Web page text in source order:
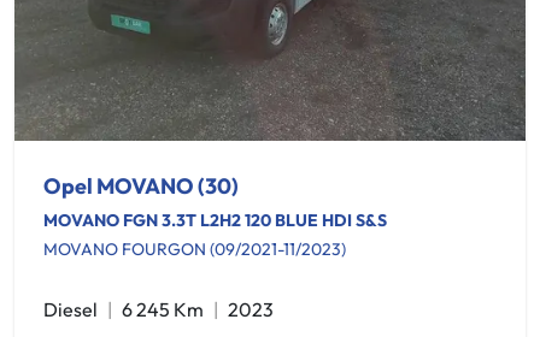
Opel MOVANO (30)
MOVANO FGN 3.3T L2H2 120 BLUE HDI S&S
MOVANO FOURGON (09/2021-11/2023)
Diesel 6 245 Km
2023